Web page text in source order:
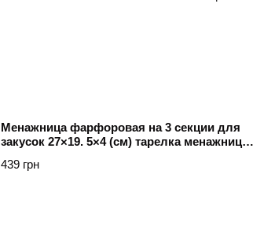
Менажница фарфоровая на 3 секции для
закусок 27×19. 5×4 (см) тарелка менажница
439 грн